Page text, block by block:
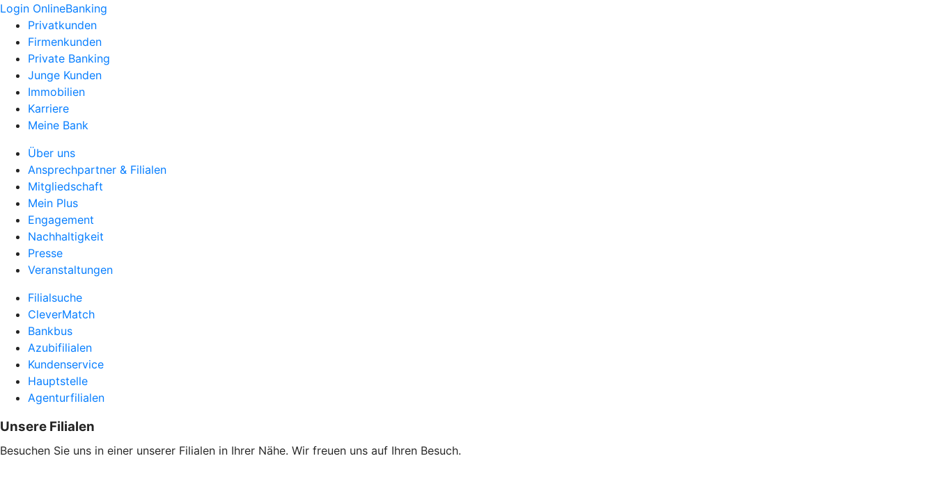
Login OnlineBanking
Privatkunden
Firmenkunden
Private Banking
Junge Kunden
Immobilien
Karriere
Meine Bank
Über uns
Ansprechpartner & Filialen
Mitgliedschaft
Mein Plus
Engagement
Nachhaltigkeit
Presse
Veranstaltungen
Filialsuche
CleverMatch
Bankbus
Azubifilialen
Kundenservice
Hauptstelle
Agenturfilialen
Unsere Filialen
Besuchen Sie uns in einer unserer Filialen in Ihrer Nähe. Wir freuen uns auf Ihren Besuch.